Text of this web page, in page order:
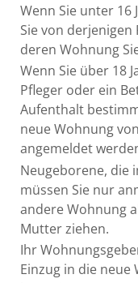
Wenn Sie unter 16
Sie von
deren Wohnung
Wenn Sie über 18
Pfleger oder ein
Aufenthalt
neue Wohnung
angemeldet
Neugeborene, die
müssen Sie nur
andere Wohnung
Mutter ziehen.
Ihr
Einzug in die